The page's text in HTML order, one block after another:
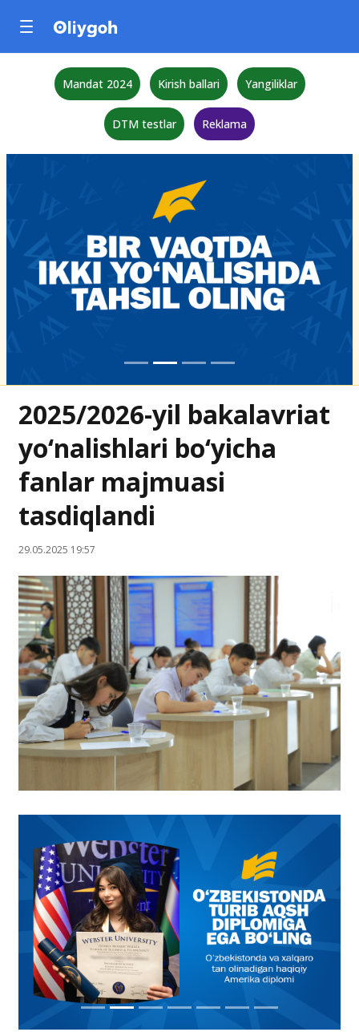
Mandat 2024 Kirish ballari Yangiliklar
DTM testlar Reklama
2025/2026-yil bakalavriat
yo‘nalishlari bo‘yicha
fanlar majmuasi
tasdiqlandi
29.05.2025 19:57